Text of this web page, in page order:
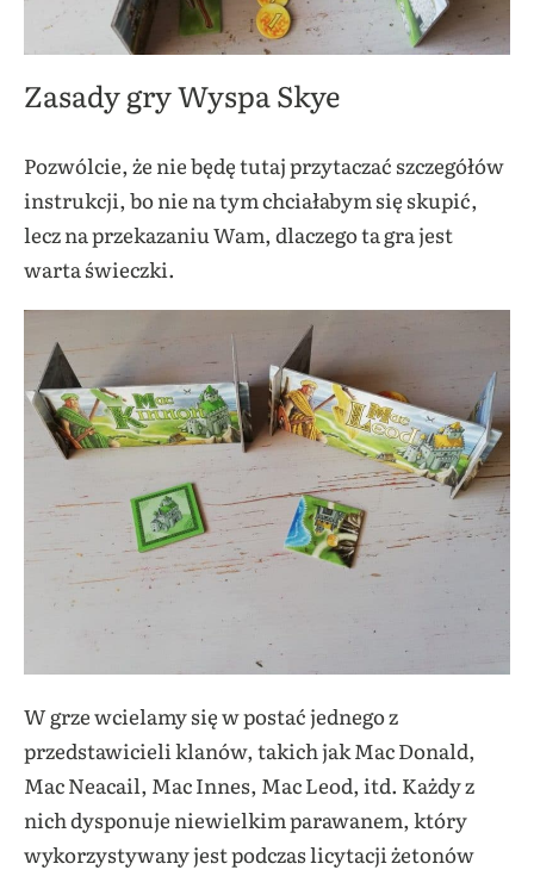
Zasady gry Wyspa Skye
Pozwólcie, że nie będę tutaj przytaczać szczegółów
instrukcji, bo nie na tym chciałabym się skupić,
lecz na przekazaniu Wam, dlaczego ta gra jest
warta świeczki.
W grze wcielamy się w postać jednego z
przedstawicieli klanów, takich jak Mac Donald,
Mac Neacail, Mac Innes, Mac Leod, itd. Każdy z
nich dysponuje niewielkim parawanem, który
wykorzystywany jest podczas licytacji żetonów